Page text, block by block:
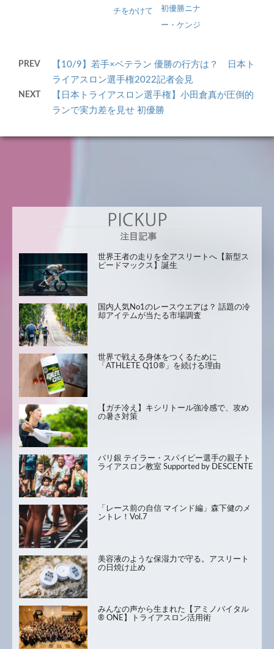
チをかけて 初優勝ニナ
ー・ケンジ
PREV
【10/9】若手×ベテラン 優勝の行方は？ 日本ト
ライアスロン選手権2022記者会見
NEXT
【日本トライアスロン選手権】小田倉真が圧倒的
ランで実力差を見せ 初優勝
世界王者の走りを全アスリートへ【新型ス
ピードマックス】誕生
国内人気No1のレースウエアは？ 話題の冷
却アイテムが当たる市場調査
世界で戦える身体をつくるために
「ATHLETE Q10®」を続ける理由
【ガチ冷え】キシリトール強冷感で、攻め
の暑さ対策
パリ銀 テイラー・スパイビー選手の親子ト
ライアスロン教室 Supported by DESCENTE
「レース前の自信 マインド編」森下健のメ
ントレ！Vol.7
美容液のような保湿力で守る。アスリート
の日焼け止め
みんなの声から生まれた【アミノバイタル
® ONE】トライアスロン活用術